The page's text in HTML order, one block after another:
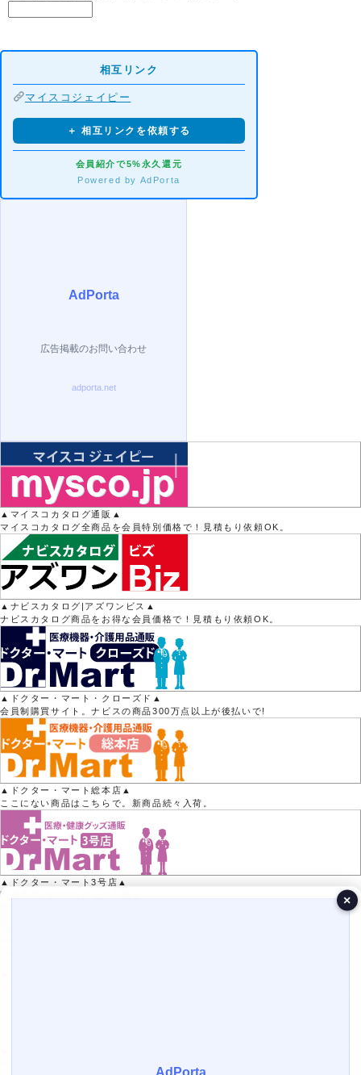
相互リンク
マイスコジェイピー
＋ 相互リンクを依頼する
会員紹介で5%永久還元
Powered by AdPorta
▲マイスコカタログ通販▲
マイスコカタログ全商品を会員特別価格で！見積もり依頼OK。
▲ナビスカタログ|アズワンビス▲
ナビスカタログ商品をお得な会員価格で！見積もり依頼OK。
▲ドクター・マート・クローズド▲
会員制購買サイト。ナビスの商品300万点以上が後払いで!
▲ドクター・マート総本店▲
ここにない商品はこちらで。新商品続々入荷。
▲ドクター・マート3号店▲
医療用品15000点以上の品揃え！
×